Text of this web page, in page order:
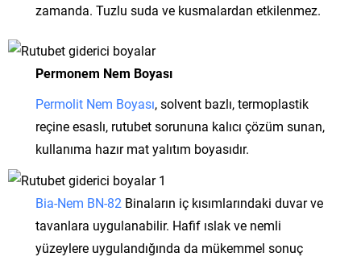
zamanda. Tuzlu suda ve kusmalardan etkilenmez.
Permonem Nem Boyası
Permolit Nem Boyası, solvent bazlı, termoplastik
reçine esaslı, rutubet sorununa kalıcı çözüm sunan,
kullanıma hazır mat yalıtım boyasıdır.
Bia-Nem BN-82 Binaların iç kısımlarındaki duvar ve
tavanlara uygulanabilir. Hafif ıslak ve nemli
yüzeylere uygulandığında da mükemmel sonuç